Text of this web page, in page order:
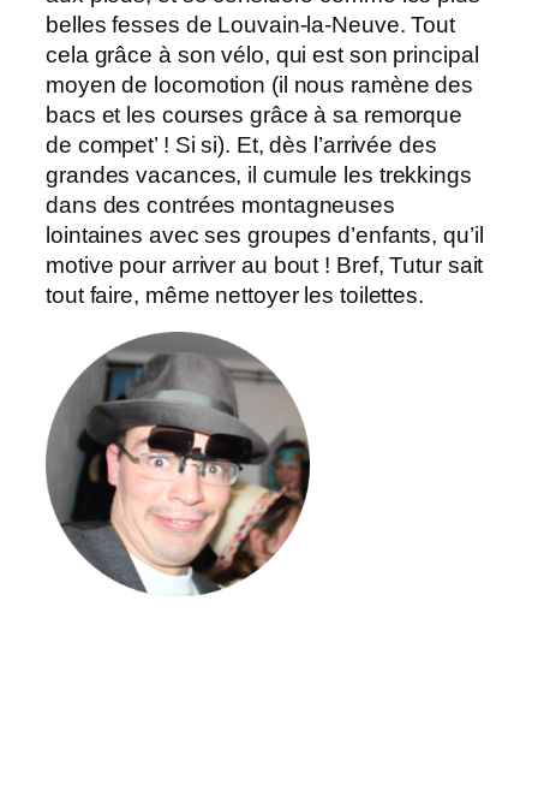
belles fesses de Louvain-la-Neuve. Tout
cela grâce à son vélo, qui est son principal
moyen de locomotion (il nous ramène des
bacs et les courses grâce à sa remorque
de compet’ ! Si si). Et, dès l’arrivée des
grandes vacances, il cumule les trekkings
dans des contrées montagneuses
lointaines avec ses groupes d’enfants, qu’il
motive pour arriver au bout ! Bref, Tutur sait
tout faire, même nettoyer les toilettes.